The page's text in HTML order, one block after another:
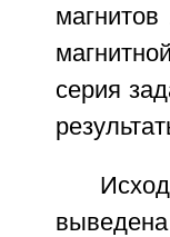
серия